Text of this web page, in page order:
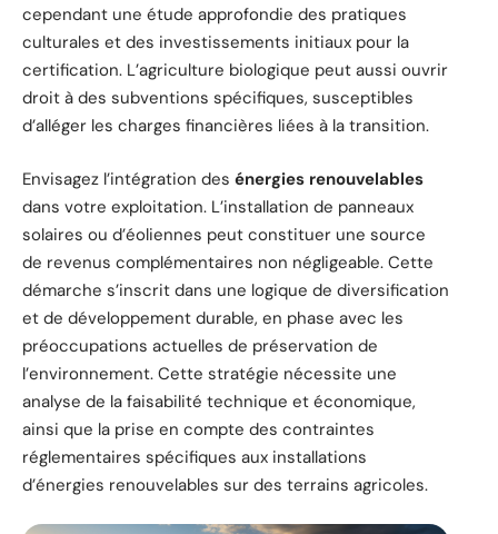
cependant une étude approfondie des pratiques
culturales et des investissements initiaux pour la
certification. L’agriculture biologique peut aussi ouvrir
droit à des subventions spécifiques, susceptibles
d’alléger les charges financières liées à la transition.
Envisagez l’intégration des énergies renouvelables
dans votre exploitation. L’installation de panneaux
solaires ou d’éoliennes peut constituer une source
de revenus complémentaires non négligeable. Cette
démarche s’inscrit dans une logique de diversification
et de développement durable, en phase avec les
préoccupations actuelles de préservation de
l’environnement. Cette stratégie nécessite une
analyse de la faisabilité technique et économique,
ainsi que la prise en compte des contraintes
réglementaires spécifiques aux installations
d’énergies renouvelables sur des terrains agricoles.